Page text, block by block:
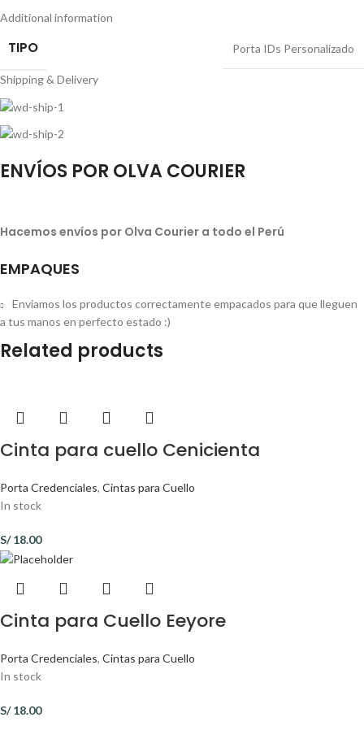
Additional information
TIPO Porta IDs Personalizado
Shipping & Delivery
ENVÍOS POR OLVA COURIER
Hacemos envíos por Olva Courier a todo el Perú
EMPAQUES
Enviamos los productos correctamente empacados para que lleguen
a tus manos en perfecto estado :)
Related products
Cinta para cuello Cenicienta
Porta Credenciales, Cintas para Cuello
In stock
S/18.00
Cinta para Cuello Eeyore
Porta Credenciales, Cintas para Cuello
In stock
S/18.00